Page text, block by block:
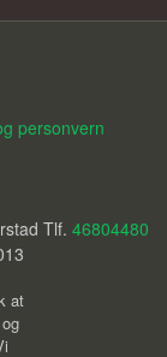
personvern
Tlf. 46804480
at